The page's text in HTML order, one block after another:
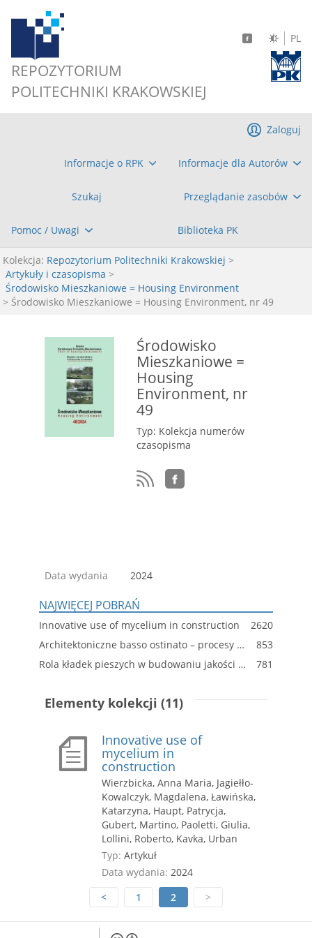
REPOZYTORIUM
POLITECHNIKI KRAKOWSKIEJ
PL
Informacje o RPK Informacje dla Autorów
Szukaj Przeglądanie zasobów
Pomoc / Uwagi Biblioteka PK
Zaloguj
Kolekcja: Repozytorium Politechniki Krakowskiej >
Artykuły i czasopisma >
Środowisko Mieszkaniowe = Housing Environment
> Środowisko Mieszkaniowe = Housing Environment, nr 49
Środowisko
Mieszkaniowe =
Housing
Environment, nr
49
Typ: Kolekcja numerów
czasopisma
Data wydania 2024
NAJWIĘCEJ POBRAŃ
Innovative use of mycelium in construction
2620
Architektoniczne basso ostinato – procesy mediacji pomiędzy tradycją a modernizacją w architekturze domów jednorodzinnych w Japonii, próba analizy
853
Rola kładek pieszych w budowaniu jakości przestrzeni publicznych i środowiska zamieszkania
781
Elementy kolekcji (11)
Innovative use of
mycelium in
construction
Wierzbicka, Anna Maria, Jagiełło-
Kowalczyk, Magdalena, Ławińska,
Katarzyna, Haupt, Patrycja,
Gubert, Martino, Paoletti, Giulia,
Lollini, Roberto, Kavka, Urban
Typ: Artykuł
Data wydania: 2024
<
1 2 >